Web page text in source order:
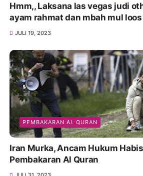
Hmm,, Laksana las vegas judi
ayam rahmat dan mbah mul
JULI 19, 2023
PEMBAKARAN AL QURAN
Iran Murka, Ancam Hukum
Pembakaran Al Quran